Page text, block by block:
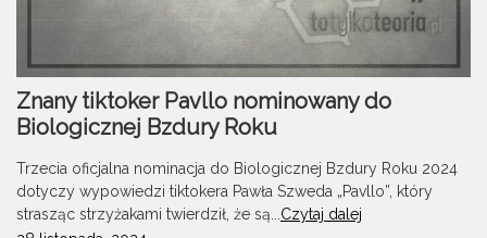
Znany tiktoker Pavllo nominowany do
Biologicznej Bzdury Roku
Trzecia oficjalna nominacja do Biologicznej Bzdury Roku 2024
dotyczy wypowiedzi tiktokera Pawła Szweda „Pavllo”, który
strasząc strzyżakami twierdził, że są...Czytaj dalej